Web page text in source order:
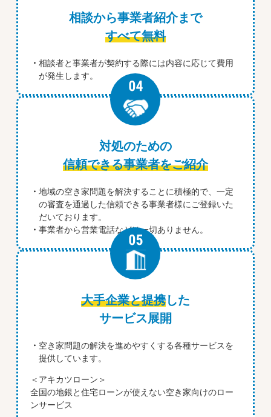
相談から事業者紹介まで
すべて無料
相談者と事業者が契約する際には内容に応じて費用
が発生します。
対処のための
信頼できる事業者をご紹介
地域の空き家問題を解決することに積極的で、一定
の審査を通過した信頼できる事業者様にご登録いた
だいております。
事業者から営業電話などは一切ありません。
大手企業と提携した
サービス展開
空き家問題の解決を進めやすくする各種サービスを
提供しています。
＜アキカツローン＞
全国の地銀と住宅ローンが使えない空き家向けのロー
ンサービス